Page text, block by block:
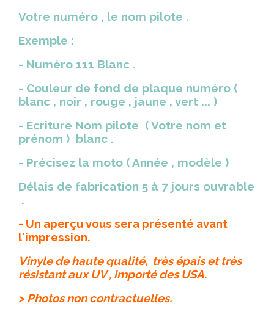
Votre numéro , le nom pilote .
Exemple :
- Numéro 111 Blanc .
- Couleur de fond de plaque numéro (
blanc , noir , rouge , jaune , vert ... )
- Ecriture Nom pilote ( Votre nom et
prénom ) blanc .
- Précisez la moto ( Année , modèle )
Délais de fabrication 5 à 7 jours ouvrable
.
- Un aperçu vous sera présenté avant
l'impression.
Vinyle de haute qualité, très épais et très
résistant aux UV , importé des USA.
> Photos non contractuelles.